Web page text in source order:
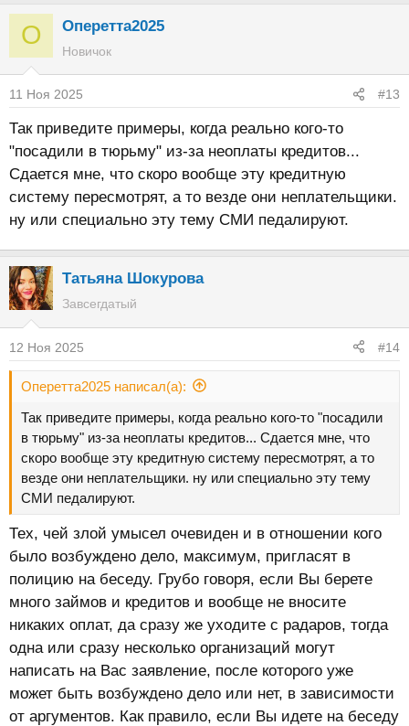
О Оперетта2025
Новичок
11 Ноя 2025 #13
Так приведите примеры, когда реально кого-то
"посадили в тюрьму" из-за неоплаты кредитов...
Сдается мне, что скоро вообще эту кредитную
систему пересмотрят, а то везде они неплательщики.
ну или специально эту тему СМИ педалируют.
Татьяна Шокурова
Завсегдатый
12 Ноя 2025 #14
Оперетта2025 написал(а):
Так приведите примеры, когда реально кого-то "посадили
в тюрьму" из-за неоплаты кредитов... Сдается мне, что
скоро вообще эту кредитную систему пересмотрят, а то
везде они неплательщики. ну или специально эту тему
СМИ педалируют.
Тех, чей злой умысел очевиден и в отношении кого
было возбуждено дело, максимум, пригласят в
полицию на беседу. Грубо говоря, если Вы берете
много займов и кредитов и вообще не вносите
никаких оплат, да сразу же уходите с радаров, тогда
одна или сразу несколько организаций могут
написать на Вас заявление, после которого уже
может быть возбуждено дело или нет, в зависимости
от аргументов. Как правило, если Вы идете на беседу